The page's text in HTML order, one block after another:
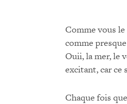
Comme vous
comme
Ouii, la mer, le
excitant, car ce
Chaque fois